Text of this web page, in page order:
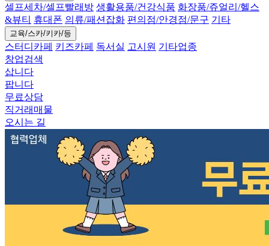
셀프세차/셀프빨래방 생활용품/건강식품 화장품/쥬얼리/헬스
&뷰티 휴대폰 의류/패션잡화 편의점/안경점/문구 기타
교육/스카/키카/등
스터디카페 키즈카페 독서실 고시원 기타업종
창업검색
삽니다
팝니다
무료상담
직거래매물
오시는 길